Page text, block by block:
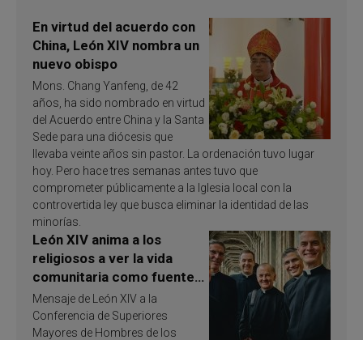
En virtud del acuerdo con
China, León XIV nombra un
nuevo obispo
Mons. Chang Yanfeng, de 42
años, ha sido nombrado en virtud
del Acuerdo entre China y la Santa
Sede para una diócesis que
llevaba veinte años sin pastor. La ordenación tuvo lugar
hoy. Pero hace tres semanas antes tuvo que
comprometer públicamente a la Iglesia local con la
controvertida ley que busca eliminar la identidad de las
minorías.
León XIV anima a los
religiosos a ver la vida
comunitaria como fuente
de inspiración y
santificación
Mensaje de León XIV a la
Conferencia de Superiores
Mayores de Hombres de los